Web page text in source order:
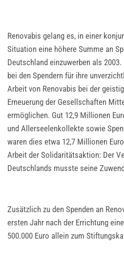
Renovabis gelang es, in einer
Situation eine höhere Summe an
Deutschland einzuwerben als
bei den Spendern für ihre
Arbeit von Renovabis bei der
Erneuerung der Gesellschaften
ermöglichen. Gut 12,9 Millionen
und Allerseelenkollekte sowie
waren dies etwa 12,7 Millionen
Arbeit der Solidaritätsaktion: Der
Deutschlands musste seine
Zusätzlich zu den Spenden an
ersten Jahr nach der Errichtung
500.000 Euro allein zum